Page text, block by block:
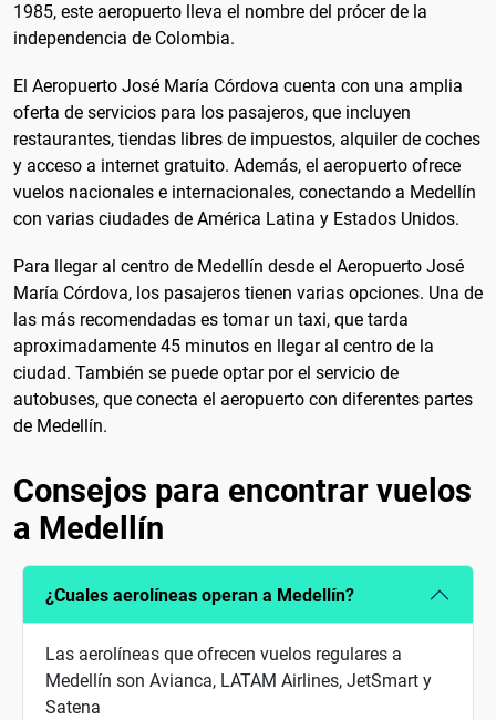
1985, este aeropuerto lleva el nombre del prócer de la
independencia de Colombia.
El Aeropuerto José María Córdova cuenta con una amplia
oferta de servicios para los pasajeros, que incluyen
restaurantes, tiendas libres de impuestos, alquiler de coches
y acceso a internet gratuito. Además, el aeropuerto ofrece
vuelos nacionales e internacionales, conectando a Medellín
con varias ciudades de América Latina y Estados Unidos.
Para llegar al centro de Medellín desde el Aeropuerto José
María Córdova, los pasajeros tienen varias opciones. Una de
las más recomendadas es tomar un taxi, que tarda
aproximadamente 45 minutos en llegar al centro de la
ciudad. También se puede optar por el servicio de
autobuses, que conecta el aeropuerto con diferentes partes
de Medellín.
Consejos para encontrar vuelos
a Medellín
¿Cuales aerolíneas operan a Medellín?
Las aerolíneas que ofrecen vuelos regulares a
Medellín son Avianca, LATAM Airlines, JetSmart y
Satena